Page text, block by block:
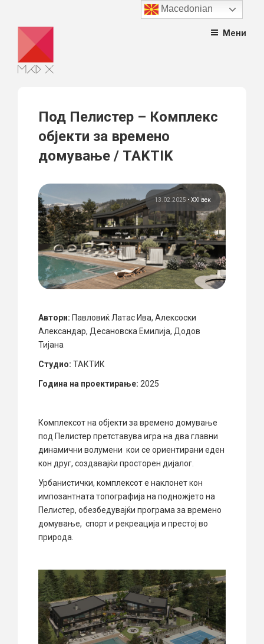
content
Мени
Под Пелистер – Комплекс
објекти за времено
домување / TAKTIK
13.02.2025 • XXI век
Автори: Павловиќ Латас Ива, Алексоски
Александар, Десановска Емилија, Додов
Тијана
Студио: ТАКТИК
Година на проектирање: 2025
Комплексот на објекти за времено домување
под Пелистер претставува игра на два главни
динамични волумени кои се ориентирани еден
кон друг, создавајќи просторен дијалог.
Урбанистички, комплексот е наклонет кон
импозантната топографија на подножјето на
Пелистер, обезбедувајќи програма за времено
домување, спорт и рекреација и престој во
природа.
Macedonian